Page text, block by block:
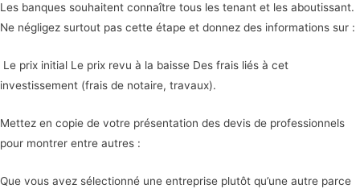
Les banques souhaitent connaître tous les tenant et les aboutissant.
Ne négligez surtout pas cette étape et donnez des informations sur :
Le prix initial Le prix revu à la baisse Des frais liés à cet
investissement (frais de notaire, travaux).
Mettez en copie de votre présentation des devis de professionnels
pour montrer entre autres :
Que vous avez sélectionné une entreprise plutôt qu’une autre parce